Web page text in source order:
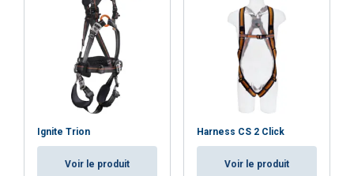
Ignite Trion
Voir le produit
Harness CS 2 Click
Voir le produit